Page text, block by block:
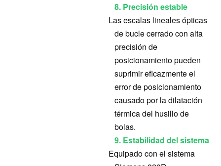
8. Precisión estable
Las escalas lineales ópticas
de bucle cerrado con alta
precisión de
posicionamiento pueden
suprimir eficazmente el
error de posicionamiento
causado por la dilatación
térmica del husillo de
bolas.
9. Estabilidad del sistema
Equipado con el sistema